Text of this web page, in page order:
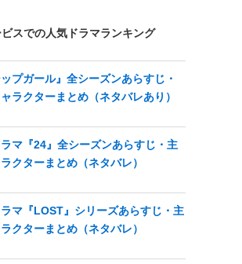
スでの人気ドラマランキング
ップガール』全シーズンあらすじ・
ラクターまとめ（ネタバレあり）
マ『24』全シーズンあらすじ・主
クターまとめ（ネタバレ）
マ『LOST』シリーズあらすじ・主
クターまとめ（ネタバレ）